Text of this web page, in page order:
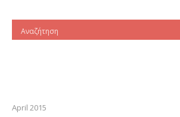
April 2015